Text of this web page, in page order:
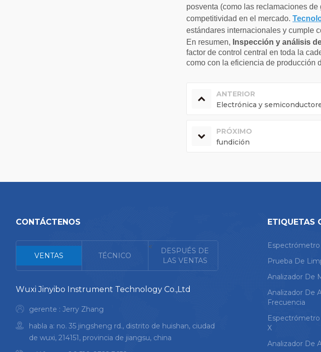
posventa (como las reclamaciones
competitividad en el mercado.
estándares internacionales y cumple
En resumen, Inspección y análisis
factor de control central en toda la
como con la eficiencia de producción
ANTERIOR
Electrónica y
PRÓXIMO
fundición
CONTÁCTENOS
VENTAS TÉCNICO
<
DESPUÉS DE
LAS VENTAS
Wuxi Jinyibo Instrument Technology Co.,Ltd
gerente : Jerry Zhang
habla a: no. 35 jingsheng rd., distrito de huishan, ciudad
de wuxi, 214151, provincia de jiangsu, china
ETIQUETAS
Prueba De
Analizador De
Analizador De
Frecuencia
X
Analizador De